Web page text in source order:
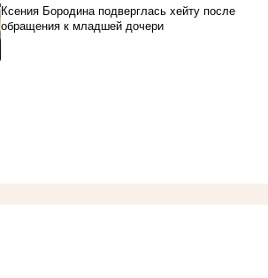
Ксения Бородина подверглась хейту после
обращения к младшей дочери